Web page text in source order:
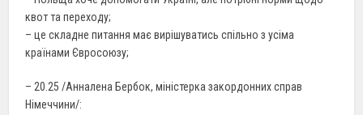
квот та переходу;
– це складне питання має вирішуватись спільно з усіма
країнами Євросоюзу;
– 20.25 /Анналена Бербок, міністерка закордонних справ
Німеччини/: